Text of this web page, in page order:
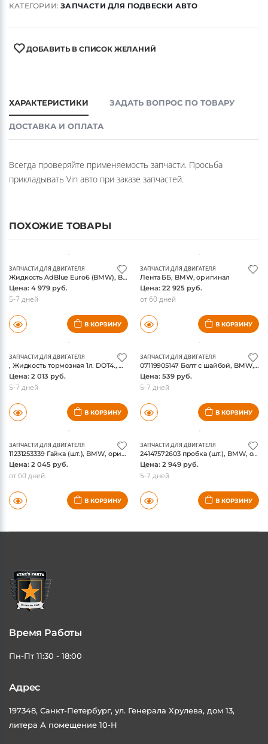
КАТЕГОРИИ:ЗАПЧАСТИ ДЛЯ ПОДВЕСКИ АВТО
ДОБАВИТЬ В СПИСОК ЖЕЛАНИЙ
ХАРАКТЕРИСТИКИ ЗАДАТЬ ВОПРОС ПО ТОВАРУ
ДОСТАВКА И ОПЛАТА
Всегда проверяйте применяемость запчасти. Просьба
прикладывать Vin авто при заказе запчастей.
ПОХОЖИЕ ТОВАРЫ
ЗАПЧАСТИ ДЛЯ ДВИГАТЕЛЯ
Жидкость AdBlue Euro6 (BMW), BMW, оригинал
Цена: 4 979 руб.
5-7 дней
В КОРЗИНУ
ЗАПЧАСТИ ДЛЯ ДВИГАТЕЛЯ
Лента ББ, BMW, оригинал
Цена: 22 925 руб.
от 60 дней
В КОРЗИНУ
ЗАПЧАСТИ ДЛЯ ДВИГАТЕЛЯ
, Жидкость тормозная 1л. DOT4., BMW, оригинал
Цена: 2 013 руб.
5-7 дней
В КОРЗИНУ
ЗАПЧАСТИ ДЛЯ ДВИГАТЕЛЯ
07119905147 Болт с шайбой, BMW, оригинал
Цена: 539 руб.
5-7 дней
В КОРЗИНУ
ЗАПЧАСТИ ДЛЯ ДВИГАТЕЛЯ
11231253339 Гайка (шт.), BMW, оригинал
Цена: 2 045 руб.
от 60 дней
В КОРЗИНУ
ЗАПЧАСТИ ДЛЯ ДВИГАТЕЛЯ
24147572603 пробка (шт.), BMW, оригинал
Цена: 2 949 руб.
5-7 дней
В КОРЗИНУ
Время Работы
Пн-Пт 11:30 - 18:00
Адрес
197348, Санкт-Петербург, ул. Генерала Хрулева, дом 13,
литера А помещение 10-Н